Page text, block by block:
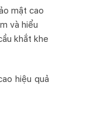
mật cao
và hiểu
khắt khe
hiệu quả